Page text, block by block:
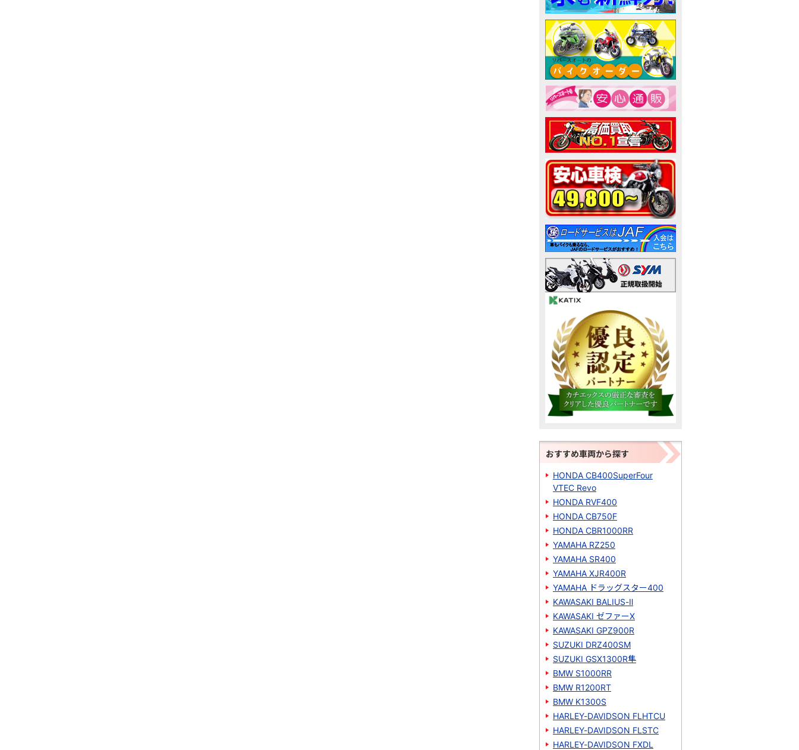
おすすめ車両から探す
HONDA CB400SuperFour
VTEC Revo
HONDA RVF400
HONDA CB750F
HONDA CBR1000RR
YAMAHA RZ250
YAMAHA SR400
YAMAHA XJR400R
YAMAHA ドラッグスター400
KAWASAKI BALIUS-Ⅱ
KAWASAKI ゼファーΧ
KAWASAKI GPZ900R
SUZUKI DRZ400SM
SUZUKI GSX1300R隼
BMW S1000RR
BMW R1200RT
BMW K1300S
HARLEY-DAVIDSON FLHTCU
HARLEY-DAVIDSON FLSTC
HARLEY-DAVIDSON FXDL